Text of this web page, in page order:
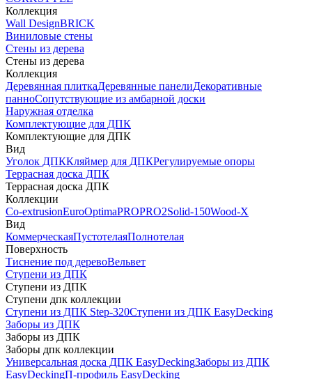
Коллекция
Wall DesignBRICK
Виниловые стены
Стены из дерева
Стены из дерева
Коллекция
Деревянная плиткаДеревянные панелиДекоративные
панноСопутствующие из амбарной доски
Наружная отделка
Комплектующие для ДПК
Комплектующие для ДПК
Вид
Уголок ДПККляймер для ДПКРегулируемые опоры
Террасная доска ДПК
Террасная доска ДПК
Коллекции
Co-extrusionEuroOptimaPROPRO2Solid-150Wood-X
Вид
КоммерческаяПустотелаяПолнотелая
Поверхность
Тиснение под деревоВельвет
Ступени из ДПК
Ступени из ДПК
Ступени дпк коллекции
Ступени из ДПК Step-320Ступени из ДПК EasyDecking
Заборы из ДПК
Заборы из ДПК
Заборы дпк коллекции
Универсальная доска ДПК EasyDeckingЗаборы из ДПК
EasyDeckingП-профиль EasyDecking